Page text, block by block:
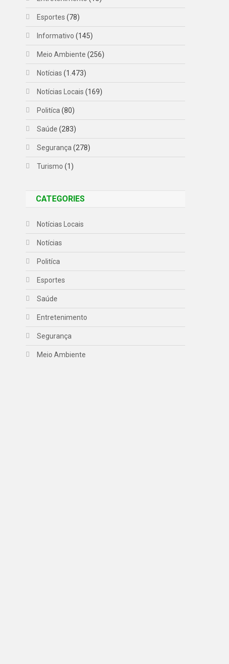
Esportes (78)
Informativo (145)
Meio Ambiente (256)
Notícias (1.473)
Notícias Locais (169)
Politíca (80)
Saúde (283)
Segurança (278)
Turismo (1)
CATEGORIES
Notícias Locais
Notícias
Politíca
Esportes
Saúde
Entretenimento
Segurança
Meio Ambiente